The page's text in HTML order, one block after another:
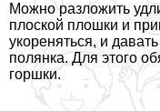
Можно разложить
плоской плошки и
укореняться, и
полянка. Для этого
горшки.